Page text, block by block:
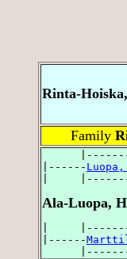
Rinta-
Family
|------
|
Ala-Luopa,
|
|------